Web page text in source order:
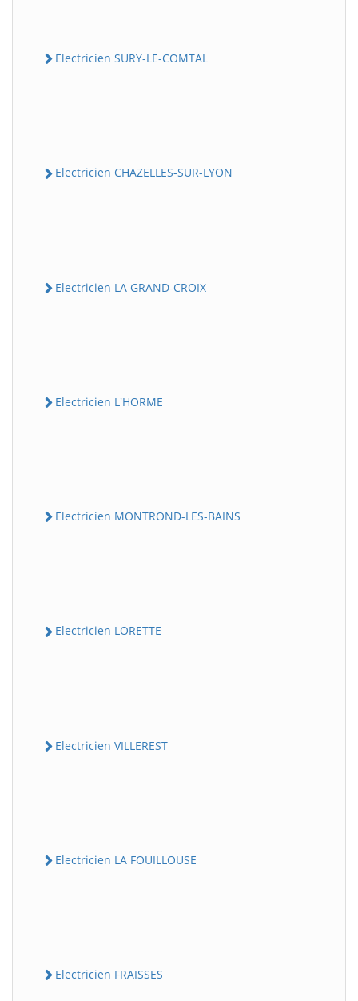
Electricien SURY-LE-COMTAL
Electricien CHAZELLES-SUR-LYON
Electricien LA GRAND-CROIX
Electricien L'HORME
Electricien MONTROND-LES-BAINS
Electricien LORETTE
Electricien VILLEREST
Electricien LA FOUILLOUSE
Electricien FRAISSES